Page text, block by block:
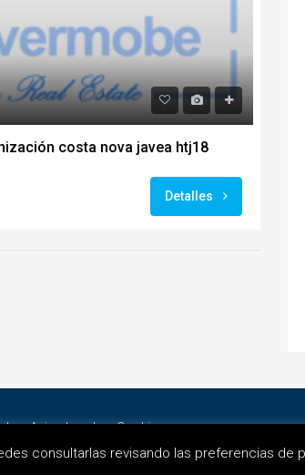
costa nova javea htj18
Detalles
Aviso Legal Cookies
consultarlas revisando las preferencias de